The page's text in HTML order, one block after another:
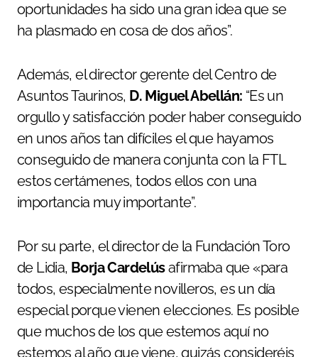
oportunidades ha sido una gran idea que se
ha plasmado en cosa de dos años”.
Además, el director gerente del Centro de
Asuntos Taurinos, D. Miguel Abellán: “Es un
orgullo y satisfacción poder haber conseguido
en unos años tan difíciles el que hayamos
conseguido de manera conjunta con la FTL
estos certámenes, todos ellos con una
importancia muy importante”.
Por su parte, el director de la Fundación Toro
de Lidia, Borja Cardelúsafirmaba que«para
todos, especialmente novilleros, es un día
especial porque vienen elecciones. Es posible
que muchos de los que estemos aquí no
estemos al año que viene, quizás consideréis